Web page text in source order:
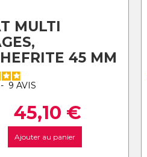
MULTI
45 MM
9 AVIS
45,10 €
Ajouter au panier